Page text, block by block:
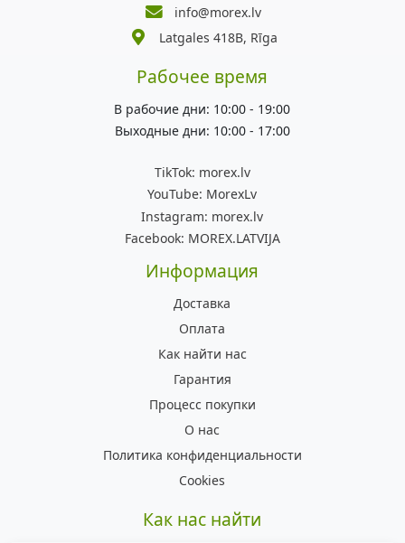
info@morex.lv
Latgales 418B, Rīga
Рабочее время
В рабочие дни: 10:00 - 19:00
Выходные дни: 10:00 - 17:00
TikTok: morex.lv
YouTube: MorexLv
Instagram: morex.lv
Facebook: MOREX.LATVIJA
Информация
Доставка
Оплата
Как найти нас
Гарантия
Процесс покупки
О нас
Политика конфиденциальности
Cookies
Как нас найти